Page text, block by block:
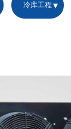
冷库工程